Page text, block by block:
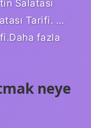
Salatası
Tarifi. …
fazla
neye